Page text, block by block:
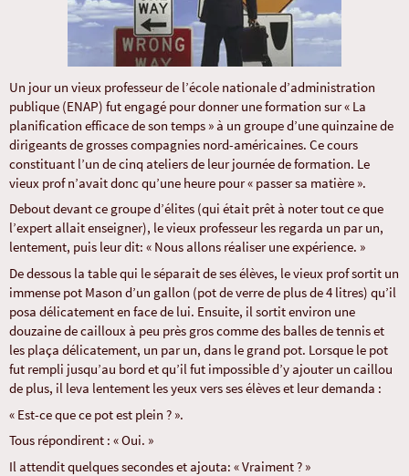
Un jour un vieux professeur de l’école nationale d’administration
publique (ENAP) fut engagé pour donner une formation sur « La
planification efficace de son temps » à un groupe d’une quinzaine de
dirigeants de grosses compagnies nord-américaines. Ce cours
constituant l’un de cinq ateliers de leur journée de formation. Le
vieux prof n’avait donc qu’une heure pour « passer sa matière ».
Debout devant ce groupe d’élites (qui était prêt à noter tout ce que
l’expert allait enseigner), le vieux professeur les regarda un par un,
lentement, puis leur dit: « Nous allons réaliser une expérience. »
De dessous la table qui le séparait de ses élèves, le vieux prof sortit un
immense pot Mason d’un gallon (pot de verre de plus de 4 litres) qu’il
posa délicatement en face de lui. Ensuite, il sortit environ une
douzaine de cailloux à peu près gros comme des balles de tennis et
les plaça délicatement, un par un, dans le grand pot. Lorsque le pot
fut rempli jusqu’au bord et qu’il fut impossible d’y ajouter un caillou
de plus, il leva lentement les yeux vers ses élèves et leur demanda :
« Est-ce que ce pot est plein ? ».
Tous répondirent : « Oui. »
Il attendit quelques secondes et ajouta: « Vraiment ? »